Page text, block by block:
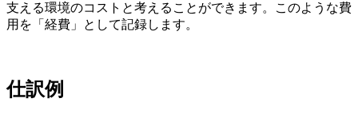
支える環境のコストと考えることができます。このような費
用を「経費」として記録します。
仕訳例